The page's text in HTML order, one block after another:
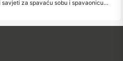
Mini foto zidni raspored ideje i savjeti za spavaću sobu i spavaonicu ukras